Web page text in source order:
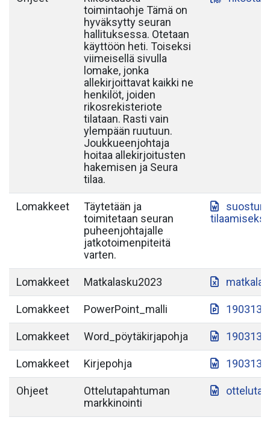
toimintaohje Tämä on
hyväksytty seuran
hallituksessa. Otetaan
käyttöön heti. Toiseksi
viimeisellä sivulla
lomake, jonka
allekirjoittavat kaikki ne
henkilöt, joiden
rikosrekisteriote
tilataan. Rasti vain
ylempään ruutuun.
Joukkueenjohtaja
hoitaa allekirjoitusten
hakemisen ja Seura
tilaa.
Lomakkeet
Täytetään ja
toimitetaan seuran
puheenjohtajalle
jatkotoimenpiteitä
varten.
Lomakkeet Matkalasku2023
Lomakkeet PowerPoint_malli 190313-
Lomakkeet Word_pöytäkirjapohja 190313-
Lomakkeet Kirjepohja 190313-
Ohjeet
Ottelutapahtuman
markkinointi